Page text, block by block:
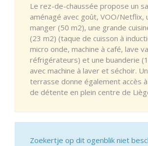
Le rez-de-chaussée propose un
aménagé avec goût, VOO/Netflix,
manger (50 m2), une grande
(23 m2) (taque de cuisson à
micro onde, machine à café, lave
réfrigérateurs) et une buanderie
avec machine à laver et séchoir.
terrasse donne également accès
de détente en plein centre de
Zoekertje op dit ogenblik niet